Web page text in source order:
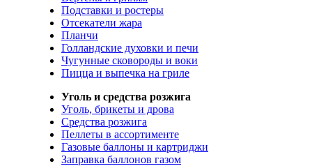
Подставки и ростеры
Отсекатели жара
Планчи
Голландские духовки и печи
Чугунные сковороды и воки
Пицца и выпечка на гриле
Уголь и средства розжига
Уголь, брикеты и дрова
Средства розжига
Пеллеты в ассортименте
Газовые баллоны и картриджи
Заправка баллонов газом